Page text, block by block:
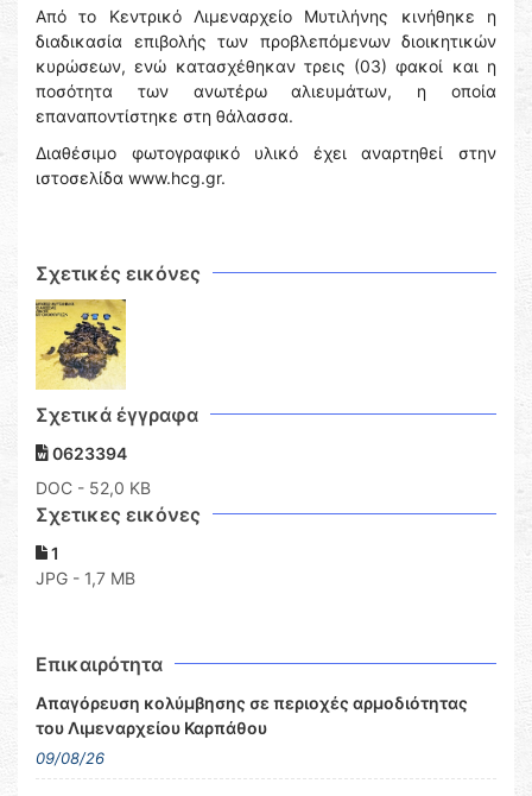
Από το Κεντρικό Λιμεναρχείο Μυτιλήνης κινήθηκε η
διαδικασία επιβολής των προβλεπόμενων διοικητικών
κυρώσεων, ενώ κατασχέθηκαν τρεις (03) φακοί και η
ποσότητα των ανωτέρω αλιευμάτων, η οποία
επαναποντίστηκε στη θάλασσα.
Διαθέσιμο φωτογραφικό υλικό έχει αναρτηθεί στην
ιστοσελίδα www.hcg.gr.
Σχετικές εικόνες
Σχετικά έγγραφα
0623394
DOC - 52,0 KB
Σχετικες εικόνες
1
JPG - 1,7 MB
Επικαιρότητα
Απαγόρευση κολύμβησης σε περιοχές αρμοδιότητας
του Λιμεναρχείου Καρπάθου
09/08/26